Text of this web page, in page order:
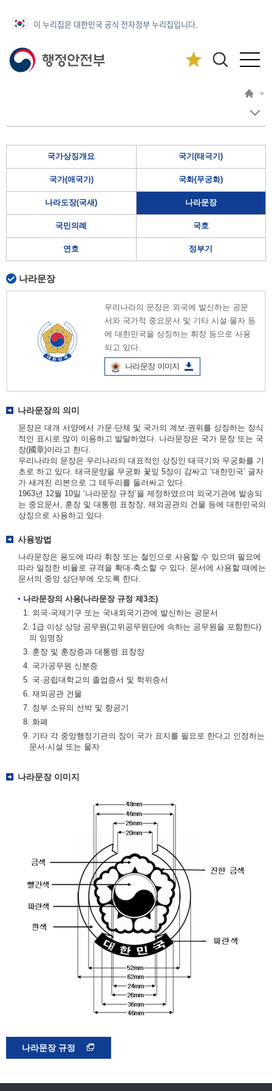
이 누리집은 대한민국 공식 전자정부 누리집입니다.
>
국가상징개요 국기(태극기)
국가(애국가) 국화(무궁화)
나라도장(국새) 나라문장
국민의례 국호
연호 정부기
나라문장
우리나라의 문장은 외국에 발신하는 공문
서와 국가적 중요문서 및 기타 시설·물자 등
에 대한민국을 상징하는 휘장 등으로 사용
되고 있다.
나라문장 이미지
나라문장의 의미
문장은 대개 서양에서 가문·단체 및 국가의 계보·권위를 상징하는 장식
적인 표시로 많이 이용하고 발달하였다. 나라문장은 국가 문장 또는 국
장(國章)이라고 한다.
우리나라의 문장은 우리나라의 대표적인 상징인 태극기와 무궁화를 기
초로 하고 있다. 태극문양을 무궁화 꽃잎 5장이 감싸고 ‘대한민국’ 글자
가 새겨진 리본으로 그 테두리를 둘러싸고 있다.
1963년 12월 10일 ‘나라문장 규정’을 제정하였으며 외국기관에 발송되
는 중요문서, 훈장 및 대통령 표창장, 재외공관의 건물 등에 대한민국의
상징으로 사용하고 있다.
사용방법
나라문장은 용도에 따라 휘장 또는 철인으로 사용할 수 있으며 필요에
따라 일정한 비율로 규격을 확대·축소할 수 있다. 문서에 사용할 때에는
문서의 중앙 상단부에 오도록 한다.
나라문장의 사용(나라문장 규정 제3조)
1. 외국·국제기구 또는 국내외국기관에 발신하는 공문서
2. 1급 이상 상당 공무원(고위공무원단에 속하는 공무원을 포함한다)
의 임명장
3. 훈장 및 훈장증과 대통령 표창장
4. 국가공무원 신분증
5. 국·공립대학교의 졸업증서 및 학위증서
6. 재외공관 건물
7. 정부 소유의 선박 및 항공기
8. 화폐
9. 기타 각 중앙행정기관의 장이 국가 표지를 필요로 한다고 인정하는
문서·시설 또는 물자
나라문장 이미지
나라문장 규정